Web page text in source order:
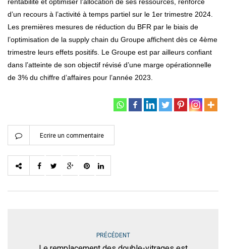
rentabilité et optimiser l’allocation de ses ressources, renforcé
d’un recours à l’activité à temps partiel sur le 1er trimestre 2024.
Les premières mesures de réduction du BFR par le biais de
l’optimisation de la supply chain du Groupe affichent dès ce 4ème
trimestre leurs effets positifs. Le Groupe est par ailleurs confiant
dans l’atteinte de son objectif révisé d’une marge opérationnelle
de 3% du chiffre d’affaires pour l’année 2023.
Ecrire un commentaire
PRÉCÉDENT